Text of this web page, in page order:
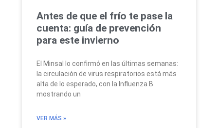
Antes de que el frío te pase la
cuenta: guía de prevención
para este invierno
El Minsal lo confirmó en las últimas semanas:
la circulación de virus respiratorios está más
alta de lo esperado, con la Influenza B
mostrando un
VER MÁS »